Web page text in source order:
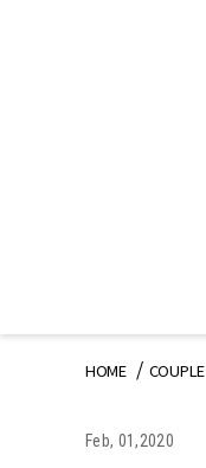
HOME COUPLE
Feb, 01,2020